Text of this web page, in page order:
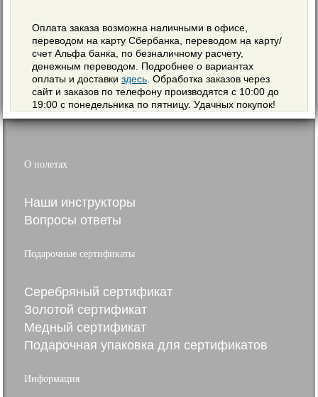
Оплата заказа возможна наличными в офисе,
переводом на карту Сбербанка, переводом на карту/
счет Альфа банка, по безналичному расчету,
денежным переводом. Подробнее о вариантах
оплаты и доставки здесь . Обработка заказов через
сайт и заказов по телефону производятся с 10:00 до
19:00 с понедельника по пятницу. Удачных покупок!
О полетах
Наши инструкторы
Вопросы ответы
Подарочные сертификаты
Серебряный сертификат
Золотой сертификат
Медный сертификат
Подарочная упаковка для сертификатов
Информация